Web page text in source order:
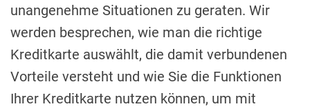
unangenehme Situationen zu geraten. Wir
werden besprechen, wie man die richtige
Kreditkarte auswählt, die damit verbundenen
Vorteile versteht und wie Sie die Funktionen
Ihrer Kreditkarte nutzen können, um mit